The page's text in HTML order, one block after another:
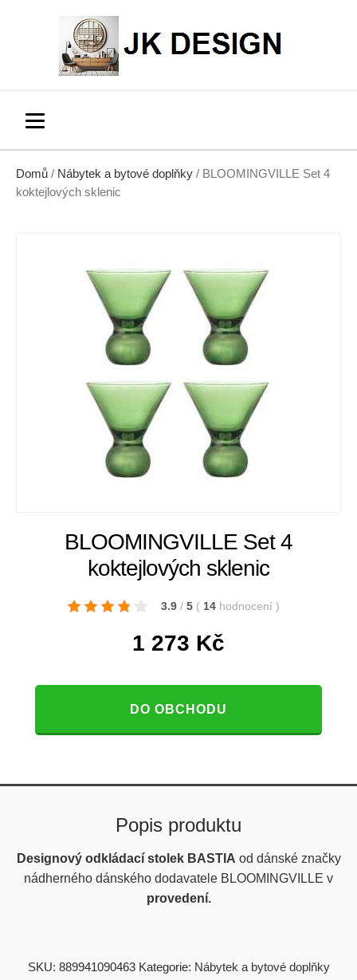
Domů / Nábytek a bytové doplňky / BLOOMINGVILLE Set 4
koktejlových sklenic
BLOOMINGVILLE Set 4
koktejlových sklenic
3.9 / 5 ( 14 hodnocení )
1 273 Kč
DO OBCHODU
Popis produktu
Designový odkládací stolek BASTIA od dánské značky
nádherného dánského dodavatele BLOOMINGVILLE v
provedení.
SKU: 889941090463 Kategorie: Nábytek a bytové doplňky